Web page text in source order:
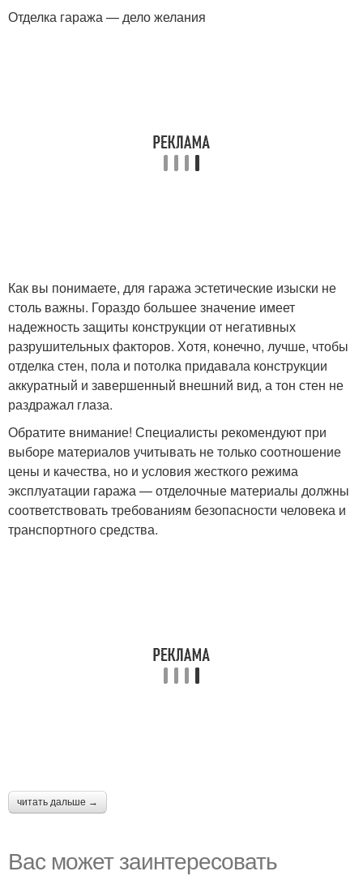
Отделка гаража — дело желания
Как вы понимаете, для гаража эстетические изыски не
столь важны. Гораздо большее значение имеет
надежность защиты конструкции от негативных
разрушительных факторов. Хотя, конечно, лучше, чтобы
отделка стен, пола и потолка придавала конструкции
аккуратный и завершенный внешний вид, а тон стен не
раздражал глаза.
Обратите внимание! Специалисты рекомендуют при
выборе материалов учитывать не только соотношение
цены и качества, но и условия жесткого режима
эксплуатации гаража — отделочные материалы должны
соответствовать требованиям безопасности человека и
транспортного средства.
читать дальше →
Вас может заинтересовать